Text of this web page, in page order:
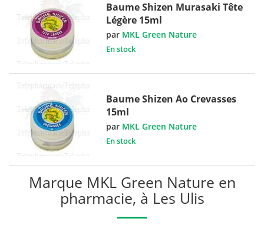
Baume Shizen Murasaki Tête
Légère 15ml
par MKL Green Nature
En stock
Baume Shizen Ao Crevasses
15ml
par MKL Green Nature
En stock
Marque MKL Green Nature en
pharmacie, à Les Ulis